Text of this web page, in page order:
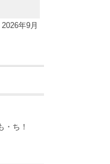
2026年9月
・ち！